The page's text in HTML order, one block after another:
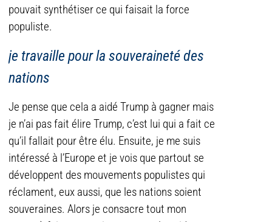
pouvait synthétiser ce qui faisait la force
populiste.
je travaille pour la souveraineté des
nations
Je pense que cela a aidé Trump à gagner mais
je n’ai pas fait élire Trump, c’est lui qui a fait ce
qu’il fallait pour être élu. Ensuite, je me suis
intéressé à l’Europe et je vois que partout se
développent des mouvements populistes qui
réclament, eux aussi, que les nations soient
souveraines. Alors je consacre tout mon